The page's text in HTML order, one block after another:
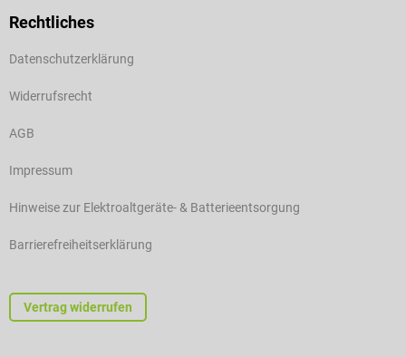
Rechtliches
Datenschutzerklärung
Widerrufsrecht
AGB
Impressum
Hinweise zur Elektroaltgeräte- & Batterieentsorgung
Barrierefreiheitserklärung
Vertrag widerrufen